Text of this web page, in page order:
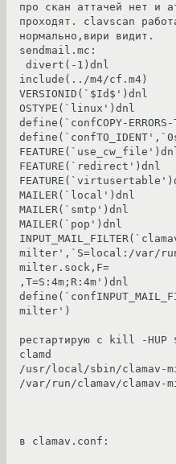
про скан аттачей нет и
проходят. clavscan
нормально,вири видит.
sendmail.mc:
include(../m4/cf.m4)
VERSIONID(`$Id$')dnl
OSTYPE(`linux')dnl
define(`confCOPY-
FEATURE(`redirect')dnl
MAILER(`local')dnl
MAILER(`smtp')dnl
MAILER(`pop')dnl
milter',`S=local:/var/
milter.sock,F=
,T=S:4m;R:4m')dnl
milter')
рестартирую с kill -HUP
clamd
/usr/local/sbin/clamav-
/var/run/clamav/clamav-
в clamav.conf: